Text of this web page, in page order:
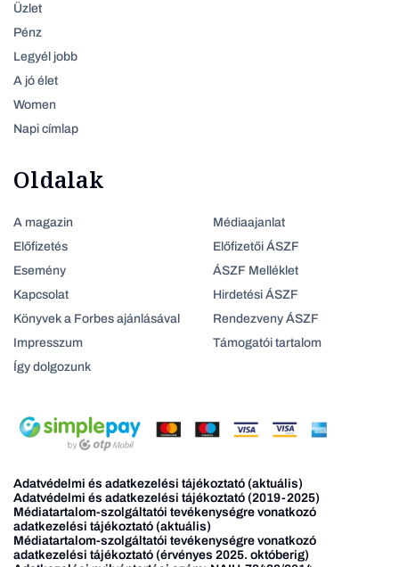
Üzlet
Pénz
Legyél jobb
A jó élet
Women
Napi címlap
Oldalak
A magazin
Előfizetés
Esemény
Kapcsolat
Könyvek a Forbes ajánlásával
Impresszum
Így dolgozunk
Médiaajanlat
Előfizetői ÁSZF
ÁSZF Melléklet
Hirdetési ÁSZF
Rendezveny ÁSZF
Támogatói tartalom
Adatvédelmi és adatkezelési tájékoztató (aktuális)
Adatvédelmi és adatkezelési tájékoztató (2019-2025)
Médiatartalom-szolgáltatói tevékenységre vonatkozó
adatkezelési tájékoztató (aktuális)
Médiatartalom-szolgáltatói tevékenységre vonatkozó
adatkezelési tájékoztató (érvényes 2025. októberig)